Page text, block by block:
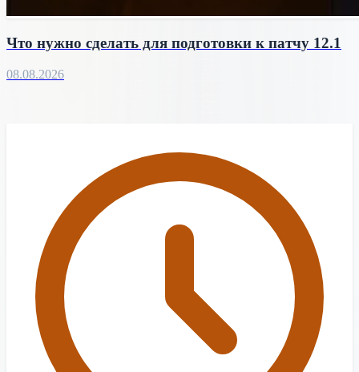
Что нужно сделать для подготовки к патчу 12.1
08.08.2026